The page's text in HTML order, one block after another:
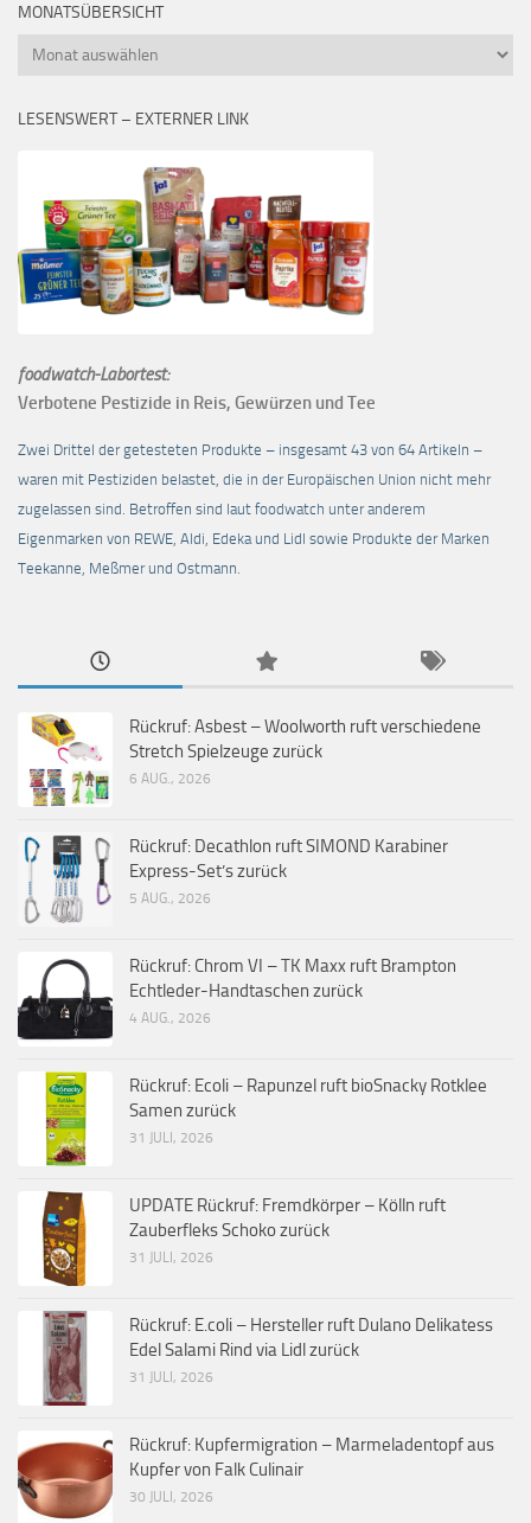
MONATSÜBERSICHT
Monatsübersicht
LESENSWERT – EXTERNER LINK
foodwatch-Labortest:
Verbotene Pestizide in Reis, Gewürzen und Tee
Zwei Drittel der getesteten Produkte – insgesamt 43 von 64 Artikeln –
waren mit Pestiziden belastet, die in der Europäischen Union nicht mehr
zugelassen sind. Betroffen sind laut foodwatch unter anderem
Eigenmarken von REWE, Aldi, Edeka und Lidl sowie Produkte der Marken
Teekanne, Meßmer und Ostmann.
Rückruf: Asbest – Woolworth ruft verschiedene
Stretch Spielzeuge zurück
6 AUG., 2026
Rückruf: Decathlon ruft SIMOND Karabiner
Express-Set’s zurück
5 AUG., 2026
Rückruf: Chrom VI – TK Maxx ruft Brampton
Echtleder-Handtaschen zurück
4 AUG., 2026
Rückruf: Ecoli – Rapunzel ruft bioSnacky Rotklee
Samen zurück
31 JULI, 2026
UPDATE Rückruf: Fremdkörper – Kölln ruft
Zauberfleks Schoko zurück
31 JULI, 2026
Rückruf: E.coli – Hersteller ruft Dulano Delikatess
Edel Salami Rind via Lidl zurück
31 JULI, 2026
Rückruf: Kupfermigration – Marmeladentopf aus
Kupfer von Falk Culinair
30 JULI, 2026